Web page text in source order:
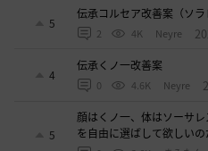
5
伝承コルセア改善案（ソラ
2 4K Neyre
4
伝承くノ一改善案
0 4.6K Neyre
5
顔はくノ一、体はソーサ
を自由に選ばして欲しいの